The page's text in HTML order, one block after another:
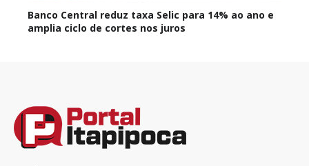
Banco Central reduz taxa Selic para 14% ao ano e
amplia ciclo de cortes nos juros